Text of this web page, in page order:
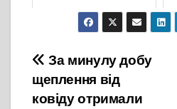
1 Квітня, 2021
Навігація
записів
За минулу добу
щеплення від
ковіду отримали